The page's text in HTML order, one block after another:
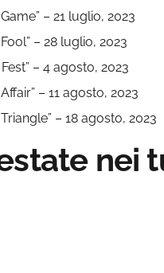
– 21 luglio, 2023
– 28 luglio, 2023
– 4 agosto, 2023
– 11 agosto, 2023
– 18 agosto, 2023